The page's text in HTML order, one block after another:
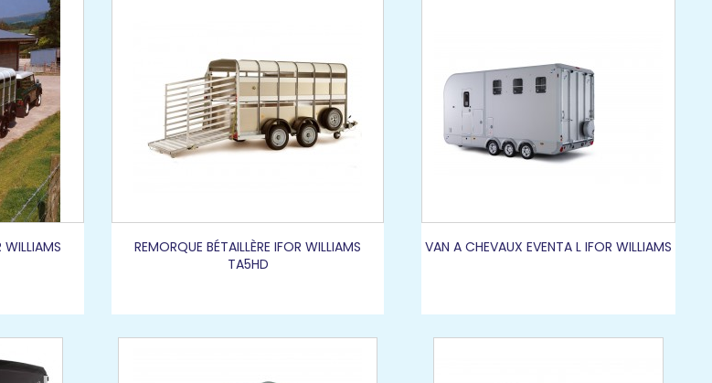
WILLIAMS
REMORQUE BÉTAILLÈRE IFOR WILLIAMS
TA5HD
VAN A CHEVAUX EVENTA L IFOR WILLIAMS